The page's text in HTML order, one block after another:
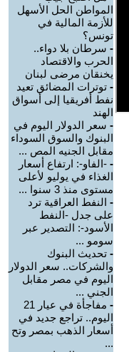
المواطن الحل الأسهل
للأزمة المالية في
تونس؟
- سرطان بلا دواء..
الحرب والاقتصاد
يخنقان مرضى لبنان
- توترات المضائق تعيد
نفط أفريقيا إلى أسواق
الهند
- سعر الدولار اليوم في
البنوك والسوق السوداء
مقابل الجنيه المص ...
- -الفاو-: ارتفاع أسعار
الغذاء في يوليو لأعلى
مستوى منذ 3 سنوا ...
- النفط العراقية ترد
على جدل -النفط
الأسود-: التصدير عبر
سومو ...
- تحديث البنوك
والشركات.. سعر الدولار
اليوم في مصر مقابل
الجني ...
-
مفاجأة في عيار 21
اليوم.. تراجع جديد في
أسعار الذهب بمصر وتح
...